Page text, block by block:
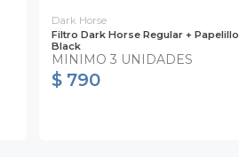
Dark Horse
Filtro Dark Horse Regular + Papelillo
Black
MINIMO 3 UNIDADES
$ 790